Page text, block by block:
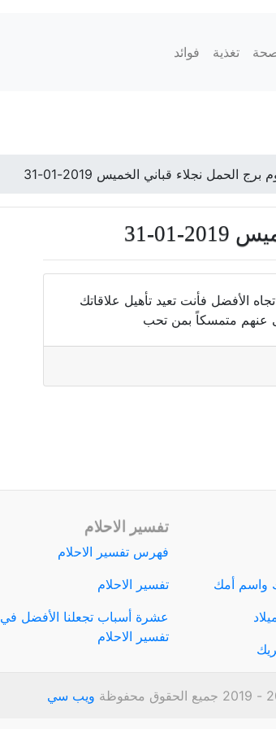
تغذية فوائد
الحمل نجلاء قباني الخميس 2019-01-31
31
الأفضل فأنت تعيد تأهيل علاقاتك
عنهم متمسكاً بمن تحب
واسم أمك
تفسير الاحلام
فهرس تفسير الاحلام
تفسير الاحلام
عشرة أسباب تجعلنا الأفضل في
تفسير الاحلام
ويب سي